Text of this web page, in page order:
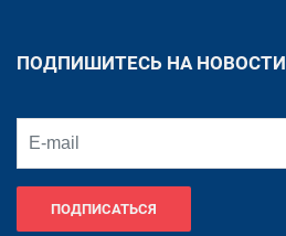
ПОДПИШИТЕСЬ НА НОВОСТИ
ПОДПИСАТЬСЯ